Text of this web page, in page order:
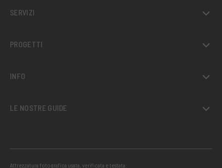
SERVIZI
PROGETTI
INFO
LE NOSTRE GUIDE
Attrezzatura fotografica usata, verificata e testata: